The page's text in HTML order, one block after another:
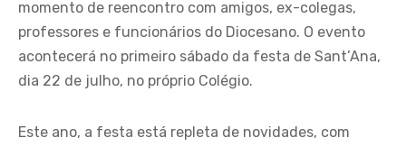
momento de reencontro com amigos, ex-colegas,
professores e funcionários do Diocesano. O evento
acontecerá no primeiro sábado da festa de Sant’Ana,
dia 22 de julho, no próprio Colégio.
Este ano, a festa está repleta de novidades, com